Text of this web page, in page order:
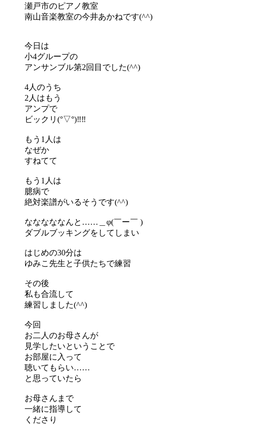
瀬戸市のピアノ教室
南山音楽教室の今井あかねです(^^)
今日は
小4グループの
アンサンブル第2回目でした(^^)
4人のうち
2人はもう
アンプで
ビックリ(°▽°)‼︎‼︎
もう1人は
なぜか
すねてて
もう1人は
臆病で
絶対楽譜がいるそうです(^^)
なななななんと……＿φ(￣ー￣ )
ダブルブッキングをしてしまい
はじめの30分は
ゆみこ先生と子供たちで練習
その後
私も合流して
練習しました(^^)
今回
お二人のお母さんが
見学したいということで
お部屋に入って
聴いてもらい……
と思っていたら
お母さんまで
一緒に指導して
くださり